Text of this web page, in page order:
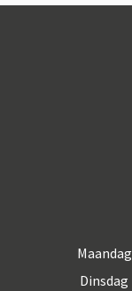
Maandag
Dinsdag